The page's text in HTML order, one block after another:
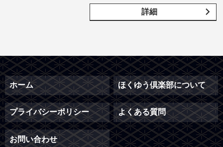
詳細
ホーム ほくゆう倶楽部について
プライバシーポリシー よくある質問
お問い合わせ